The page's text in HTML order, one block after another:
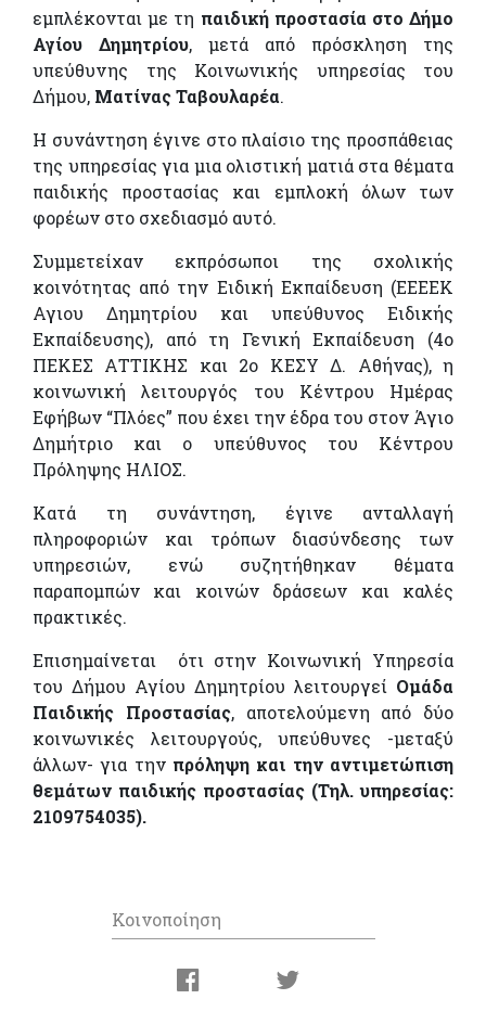
εμπλέκονται με τη παιδική προστασία στο Δήμο
Αγίου Δημητρίου, μετά από πρόσκληση της
υπεύθυνης της Κοινωνικής υπηρεσίας του
Δήμου, Ματίνας Ταβουλαρέα.
Η συνάντηση έγινε στο πλαίσιο της προσπάθειας
της υπηρεσίας για μια ολιστική ματιά στα θέματα
παιδικής προστασίας και εμπλοκή όλων των
φορέων στο σχεδιασμό αυτό.
Συμμετείχαν εκπρόσωποι της σχολικής
κοινότητας από την Ειδική Εκπαίδευση (ΕΕΕΕΚ
Αγιου Δημητρίου και υπεύθυνος Ειδικής
Εκπαίδευσης), από τη Γενική Εκπαίδευση (4ο
ΠΕΚΕΣ ΑΤΤΙΚΗΣ και 2ο ΚΕΣΥ Δ. Αθήνας), η
κοινωνική λειτουργός του Kέντρου Hμέρας
Eφήβων “Πλόες” που έχει την έδρα του στον Άγιο
Δημήτριο και ο υπεύθυνος του Κέντρου
Πρόληψης ΗΛΙΟΣ.
Κατά τη συνάντηση, έγινε ανταλλαγή
πληροφοριών και τρόπων διασύνδεσης των
υπηρεσιών, ενώ συζητήθηκαν θέματα
παραπομπών και κοινών δράσεων και καλές
πρακτικές.
Επισημαίνεται ότι στην Κοινωνική Υπηρεσία
του Δήμου Αγίου Δημητρίου λειτουργεί Ομάδα
Παιδικής Προστασίας, αποτελούμενη από δύο
κοινωνικές λειτουργούς, υπεύθυνες -μεταξύ
άλλων- για την πρόληψη και την αντιμετώπιση
θεμάτων παιδικής προστασίας (Τηλ. υπηρεσίας:
2109754035).
Κοινοποίηση